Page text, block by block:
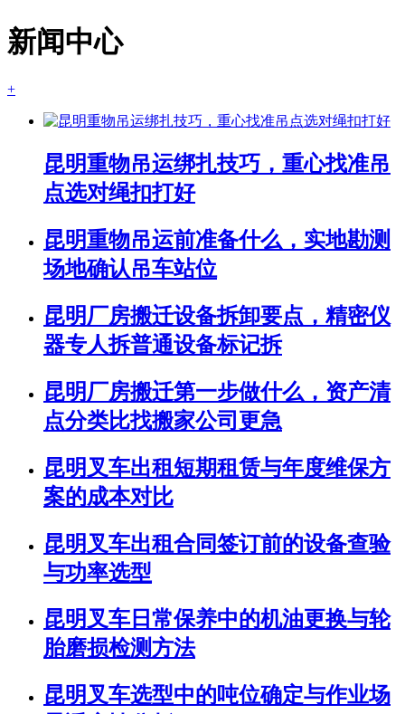
新闻中心
+
昆明重物吊运绑扎技巧，重心找准吊
点选对绳扣打好
昆明重物吊运前准备什么，实地勘测
场地确认吊车站位
昆明厂房搬迁设备拆卸要点，精密仪
器专人拆普通设备标记拆
昆明厂房搬迁第一步做什么，资产清
点分类比找搬家公司更急
昆明叉车出租短期租赁与年度维保方
案的成本对比
昆明叉车出租合同签订前的设备查验
与功率选型
昆明叉车日常保养中的机油更换与轮
胎磨损检测方法
昆明叉车选型中的吨位确定与作业场